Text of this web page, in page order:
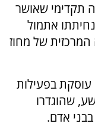
תקדימי שאושר
אתמול
של מחוז
בפעילות
שהוגדרו
אדם.